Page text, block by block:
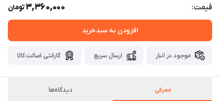
قیمت: 3,360,000تومان
افزودن به سبدخرید
موجود در انبار ارسال سریع گارانتی اصالت کالا
معرفی دیدگاه‌ها